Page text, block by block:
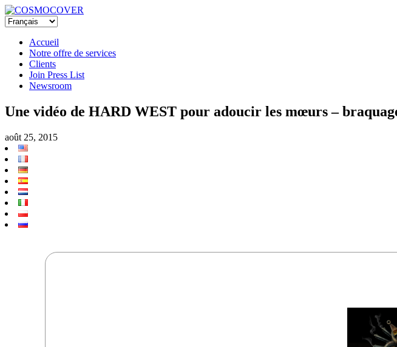
Accueil
Notre offre de services
Clients
Join Press List
Newsroom
Une vidéo de HARD WEST pour adoucir les mœurs –
août 25, 2015